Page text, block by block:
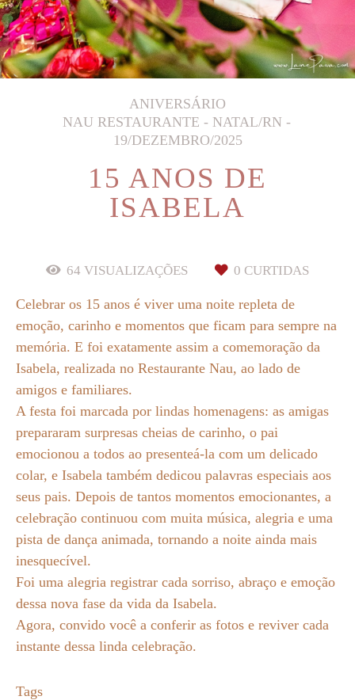
ANIVERSÁRIO
NAU RESTAURANTE - NATAL/RN
19/DEZEMBRO/2025
15 ANOS DE
ISABELA
64 VISUALIZAÇÕES 0 CURTIDAS
Celebrar os 15 anos é viver uma noite repleta de
emoção, carinho e momentos que ficam para sempre na
memória. E foi exatamente assim a comemoração da
Isabela, realizada no Restaurante Nau, ao lado de
amigos e familiares.
A festa foi marcada por lindas homenagens: as amigas
prepararam surpresas cheias de carinho, o pai
emocionou a todos ao presenteá-la com um delicado
colar, e Isabela também dedicou palavras especiais aos
seus pais. Depois de tantos momentos emocionantes, a
celebração continuou com muita música, alegria e uma
pista de dança animada, tornando a noite ainda mais
inesquecível.
Foi uma alegria registrar cada sorriso, abraço e emoção
dessa nova fase da vida da Isabela.
Agora, convido você a conferir as fotos e reviver cada
instante dessa linda celebração.
Tags